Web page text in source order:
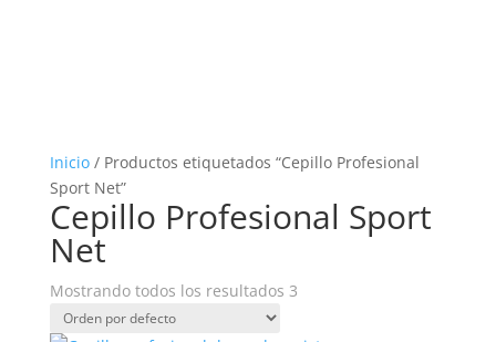
Inicio/ Productos etiquetados “Cepillo Profesional
Sport Net”
Cepillo Profesional Sport
Net
Mostrando todos los resultados 3